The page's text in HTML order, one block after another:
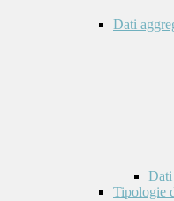
Dati
Dati
Tipologie